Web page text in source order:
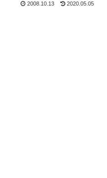
2008.10.13 2020.05.05